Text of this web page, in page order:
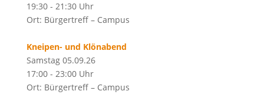
19:30 - 21:30 Uhr
Ort: Bürgertreff – Campus
Kneipen- und Klönabend
Samstag 05.09.26
17:00 - 23:00 Uhr
Ort: Bürgertreff – Campus